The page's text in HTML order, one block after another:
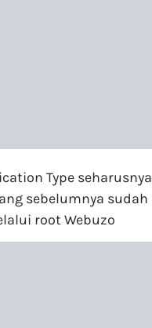
Type
sebelumnya
root Webuzo